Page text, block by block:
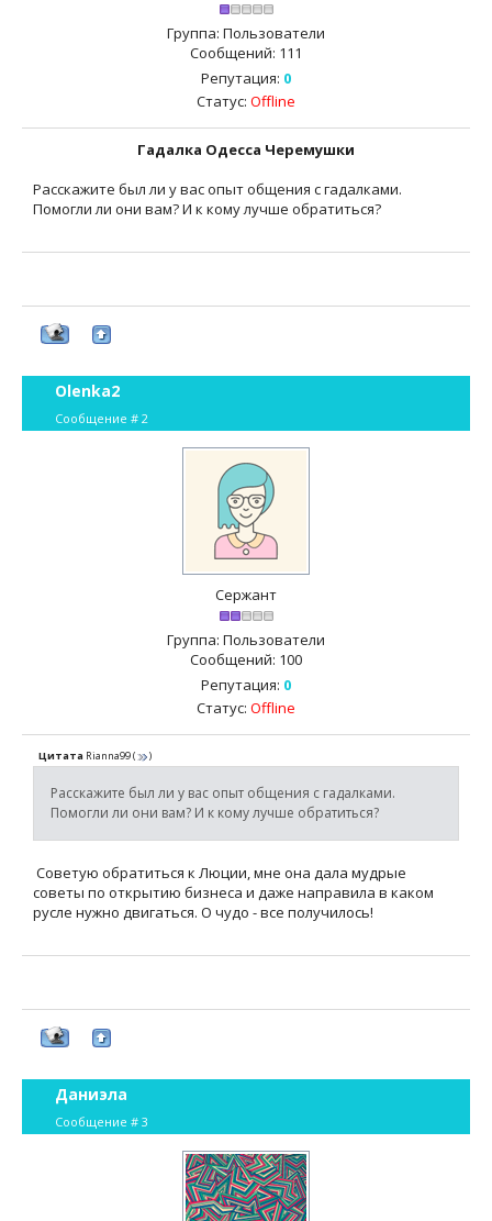
Группа: Пользователи
Сообщений: 111
Репутация: 0
Статус: Offline
Гадалка Одесса Черемушки
Расскажите был ли у вас опыт общения с гадалками.
Помогли ли они вам? И к кому лучше обратиться?
Olenka2
Сообщение # 2
Сержант
Группа: Пользователи
Сообщений: 100
Репутация: 0
Статус: Offline
Цитата Rianna99( )
Расскажите был ли у вас опыт общения с гадалками.
Помогли ли они вам? И к кому лучше обратиться?
Советую обратиться к Люции, мне она дала мудрые
советы по открытию бизнеса и даже направила в каком
русле нужно двигаться. О чудо - все получилось!
Даниэла
Сообщение # 3